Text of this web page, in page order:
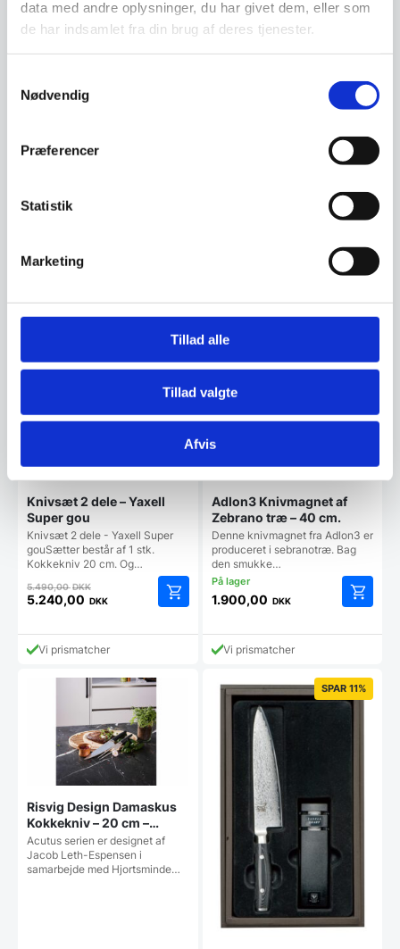
data med andre oplysninger, du har givet dem, eller som
de har indsamlet fra din brug af deres tjenester.
Nødvendig
Præferencer
Statistik
Marketing
Tillad alle
Tillad valgte
Afvis
Har du spørgsmål til varen? Klik her
Vi prismatcher - Klik her
Relaterede varer
Knivsæt 2 dele – Yaxell
Super gou
Knivsæt 2 dele - Yaxell Super
gouSætter består af 1 stk.
Kokkekniv 20 cm. Og…
5.490,00DKKDen
oprindelige
var:
5.490,00 DKK.
5.240,00 DKK
aktuelle
pris
5.240,00 DKK.
Vi prismatcher
Adlon3 Knivmagnet af
Zebrano træ – 40 cm.
Denne knivmagnet fra Adlon3 er
produceret i sebranotræ. Bag
den smukke…
1.900,00 DKK
Vi prismatcher
Risvig Design Damaskus
Kokkekniv – 20 cm –
Damaskus 67 lag
Acutus serien er designet af
Jacob Leth-Espensen i
samarbejde med Hjortsminde…
SPAR 11%